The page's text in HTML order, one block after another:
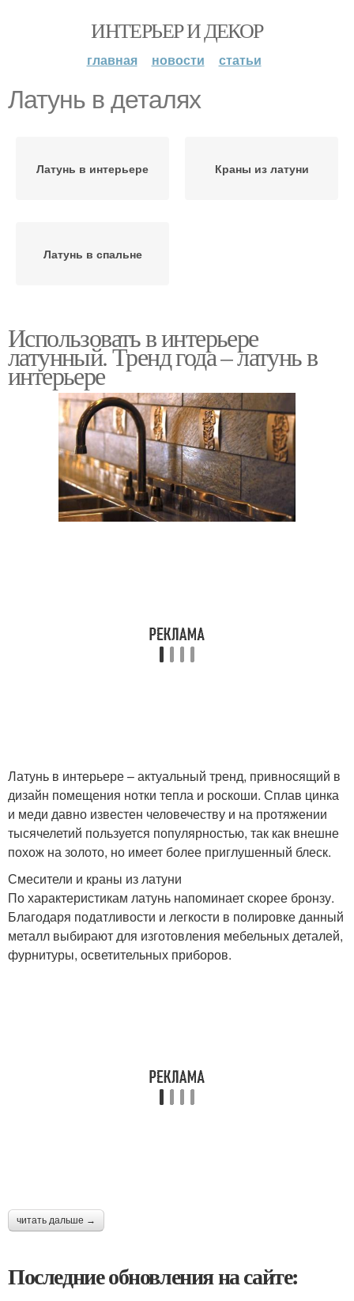
ИНТЕРЬЕР И ДЕКОР
главная новости статьи
Латунь в деталях
Латунь в интерьере Краны из латуни
Латунь в спальне
Использовать в интерьере
латунный. Тренд года – латунь в
интерьере
Латунь в интерьере – актуальный тренд, привносящий в
дизайн помещения нотки тепла и роскоши. Сплав цинка
и меди давно известен человечеству и на протяжении
тысячелетий пользуется популярностью, так как внешне
похож на золото, но имеет более приглушенный блеск.
Смесители и краны из латуни
По характеристикам латунь напоминает скорее бронзу.
Благодаря податливости и легкости в полировке данный
металл выбирают для изготовления мебельных деталей,
фурнитуры, осветительных приборов.
читать дальше →
Последние обновления на сайте: